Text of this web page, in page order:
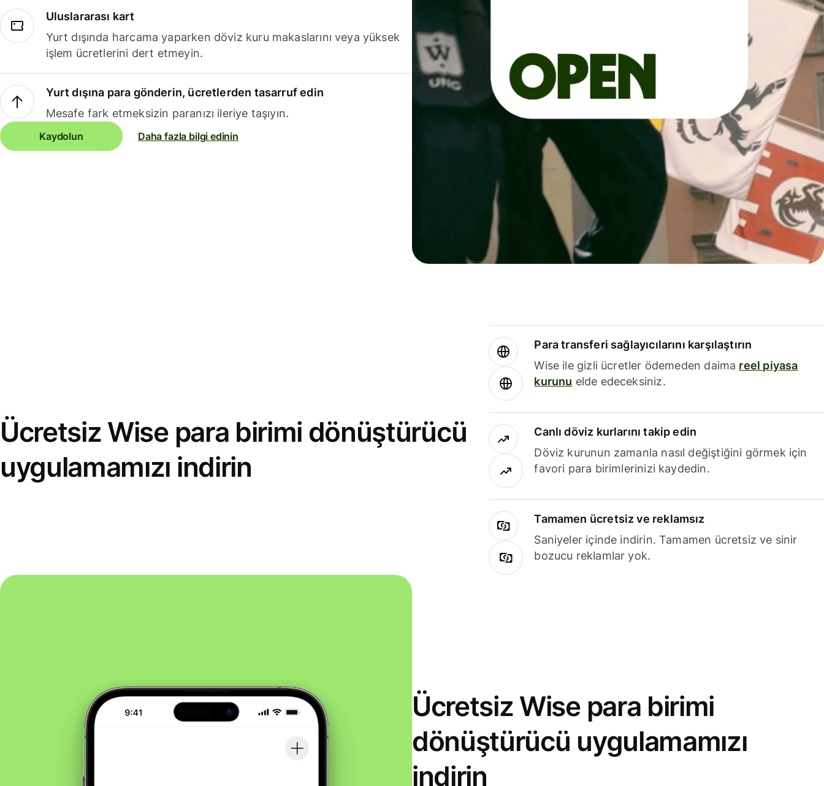
Uluslararası kart
Yurt dışında harcama yaparken döviz kuru makaslarını veya yüksek
işlem ücretlerini dert etmeyin.
Yurt dışına para gönderin, ücretlerden tasarruf edin
Mesafe fark etmeksizin paranızı ileriye taşıyın.
Kaydolun Daha fazla bilgi edinin
Ücretsiz Wise para birimi dönüştürücü
uygulamamızı indirin
Para transferi sağlayıcılarını karşılaştırın
Wise ile gizli ücretler ödemeden daima reel piyasa
kurunu elde edeceksiniz.
Canlı döviz kurlarını takip edin
Döviz kurunun zamanla nasıl değiştiğini görmek için
favori para birimlerinizi kaydedin.
Tamamen ücretsiz ve reklamsız
Saniyeler içinde indirin. Tamamen ücretsiz ve sinir
bozucu reklamlar yok.
Ücretsiz Wise para birimi
dönüştürücü uygulamamızı
indirin